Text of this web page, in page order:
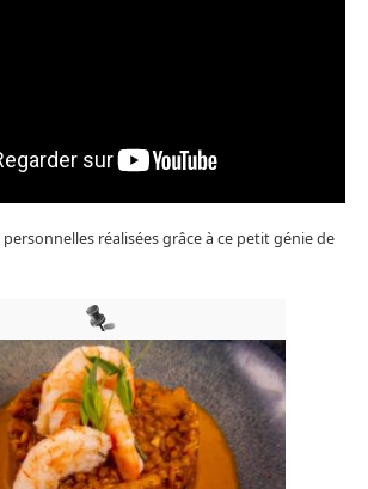
réalisées grâce à ce petit génie de